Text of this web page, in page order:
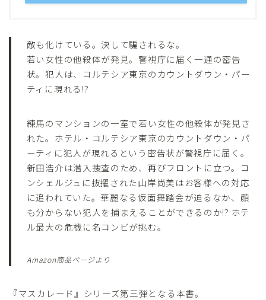
敵も化けている。決して騙されるな。
若い女性の他殺体が発見。警視庁に届く一通の密告
状。犯人は、コルテシア東京のカウントダウン・パー
ティに現れる!?
練馬のマンションの一室で若い女性の他殺体が発見さ
れた。ホテル・コルテシア東京のカウントダウン・パ
ーティに犯人が現れるという密告状が警視庁に届く。
新田浩介は潜入捜査のため、再びフロントに立つ。コ
ンシェルジュに抜擢された山岸尚美はお客様への対応
に追われていた。華麗なる仮面舞踏会が迫るなか、顔
も分からない犯人を捕まえることができるのか!? ホテ
ル最大の危機に名コンビが挑む。
Amazon商品ページより
『マスカレード』シリーズ第三弾となる本書。